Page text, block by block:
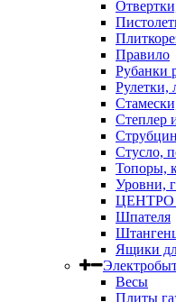
Правило
Рубанки
Рулетки,
Степлер
Стусло,
Топоры,
Уровни,
Шпателя
Ящики
Весы
Плиты